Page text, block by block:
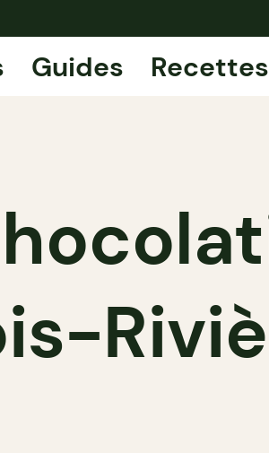
Guides Recettes